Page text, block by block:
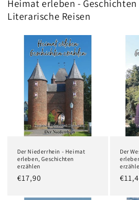
Heimat erleben -
Literarische Reisen
Der Niederrhein - Heimat
erleben, Geschichten
erzählen
Normaler
€17,90
Der